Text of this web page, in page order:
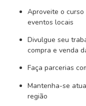
Aproveite o
eventos locais
Divulgue seu
compra e venda
Faça parcerias
Mantenha-se
região